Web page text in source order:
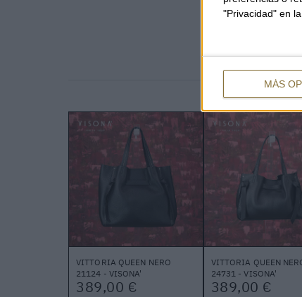
"Privacidad" en
MÁS
VITTORIA QUEEN NERO
21124 - VISONA'
389,00 €
VITTORIA QUEEN
24731 - VISONA'
389,00 €